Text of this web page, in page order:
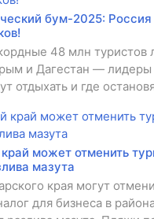
бум-2025:
48 млн туристов
и Дагестан — лидеры
отдыхать и где
может отменить
мазута
края могут
для бизнеса в